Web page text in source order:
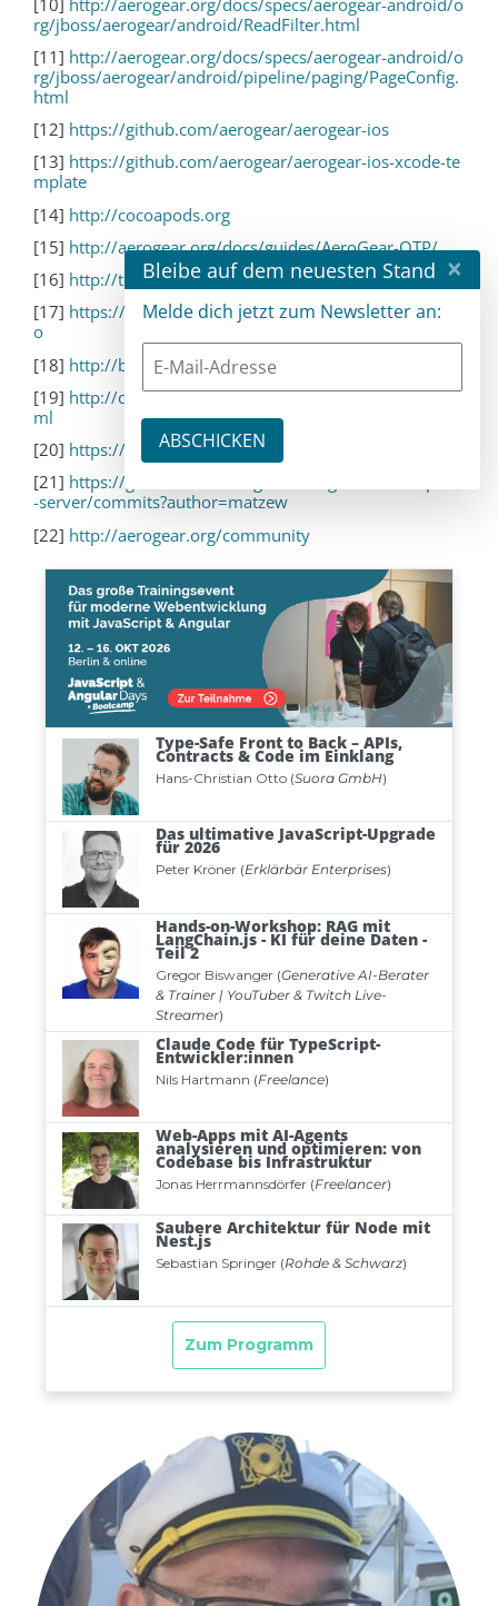
rg/jboss/aerogear/android/ReadFilter.html
[11] http://aerogear.org/docs/specs/aerogear-android/o
rg/jboss/aerogear/android/pipeline/​paging/PageConfig.
html
[12] https://github.com/aerogear/aerogear-ios
[13] https://github.com/aerogear/aerogear-ios-xcode-te
mplate
[14] http://cocoapods.org
[15] http://aerogear.org/docs/guides/AeroGear-OTP/
[16] http://tools.ietf.org/html/rfc6238
[17] https://github.com/aerogear/aerogear-otp-ios-dem
o
[18] http://bit.ly/11dht58
[19] http://developer.android.com/google/gcm/index.ht
ml
[20] https://wiki.mozilla.org/WebAPI/SimplePush
[21] https://github.com/aerogear/aerogear-unified-push
-server/commits?author=matzew
[22] http://aerogear.org/community
Bleibe auf dem neuesten Stand ×
Melde dich jetzt zum Newsletter an: